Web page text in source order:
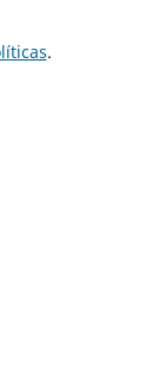
.